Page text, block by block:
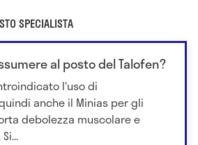
SPECIALISTA
al posto del Talofen?
l'uso di
anche il Minias per gli
debolezza muscolare e